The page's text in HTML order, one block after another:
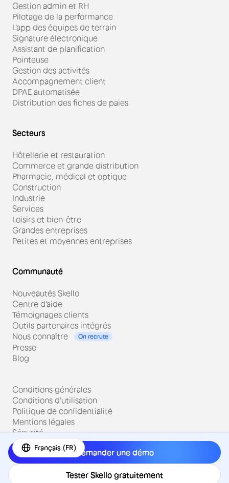
Demander une démo
Tester Skello gratuitement
Gestion admin et RH
Pilotage de la performance
L'app des équipes de terrain
Signature électronique
Assistant de planification
Pointeuse
Gestion des activités
Accompagnement client
DPAE automatisée
Distribution des fiches de paies
Secteurs
Hôtellerie et restauration
Commerce et grande distribution
Pharmacie, médical et optique
Construction
Industrie
Services
Loisirs et bien-être
Grandes entreprises
Petites et moyennes entreprises
Communauté
Nouveautés Skello
Centre d'aide
Témoignages clients
Outils partenaires intégrés
Nous connaître
On recrute
Presse
Blog
Conditions générales
Conditions d'utilisation
Politique de confidentialité
Mentions légales
Sécurité
Français (FR)